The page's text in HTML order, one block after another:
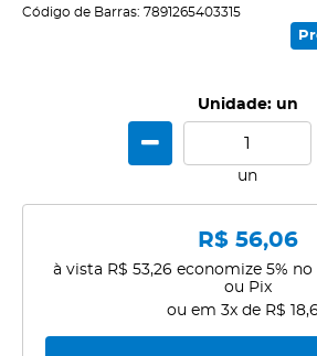
Código de Barras: 7891265403315
Unidade: un
un
R$ 56,06
à vista R$ 53,26 economize 5% no
ou Pix
ou em 3xde R$